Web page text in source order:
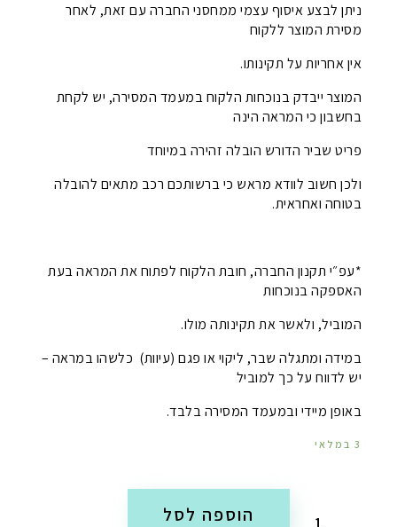
ניתן לבצע איסוף עצמי ממחסני החברה עם זאת, לאחר
מסירת המוצר ללקוח
אין אחריות על תקינותו.
המוצר ייבדק בנוכחות הלקוח במעמד המסירה, יש לקחת
בחשבון כי המראה הינה
פריט שביר הדורש הובלה זהירה במיוחד
ולכן חשוב לוודא מראש כי ברשותכם רכב מתאים להובלה
בטוחה ואחראית.
*עפ״י תקנון החברה, חובת הלקוח לפתוח את המראה בעת
האספקה בנוכחות
המוביל, ולאשר את תקינותה מולו.
במידה ומתגלה שבר, ליקוי או פגם (עיוות) כלשהו במראה –
יש לדווח על כך למוביל
באופן מיידי ובמעמד המסירה בלבד.
3 במלאי
הוספה לסל